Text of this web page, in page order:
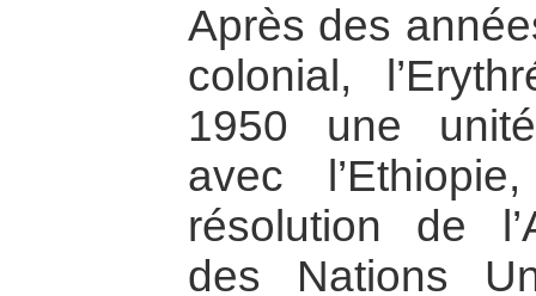
Après des
colonial,
1950 une
avec
résolution de
des Nations